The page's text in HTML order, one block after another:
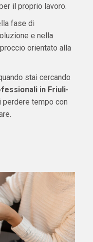
il proprio lavoro.
fase di
e nella
orientato alla
stai cercando
in Friuli-
tempo con